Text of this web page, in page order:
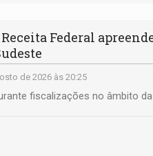
Receita Federal
de 2026 às 20:25
fiscalizações no âmbito